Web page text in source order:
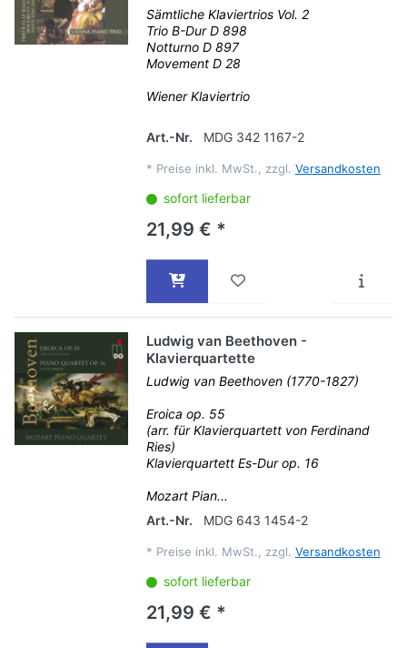
Sämtliche Klaviertrios Vol. 2
Trio B-Dur D 898
Notturno D 897
Movement D 28
Wiener Klaviertrio
Art.-Nr. MDG 342 1167-2
* Preise inkl. MwSt., zzgl. Versandkosten
sofort lieferbar
21,99 € *
Ludwig van Beethoven -
Klavierquartette
Ludwig van Beethoven (1770-1827)
Eroica op. 55
(arr. für Klavierquartett von Ferdinand
Ries)
Klavierquartett Es-Dur op. 16
Mozart Pian...
Art.-Nr.
MDG 643 1454-2
* Preise inkl. MwSt., zzgl. Versandkosten
sofort lieferbar
21,99 € *